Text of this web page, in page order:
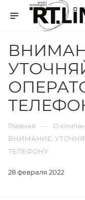
Главная — О
ВНИМАНИЕ.
ТЕЛЕФОНУ.
28 февраля 2022